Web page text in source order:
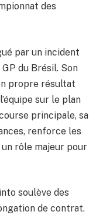
des
par un incident
du Brésil. Son
propre résultat
sur le plan
principale, sa
renforce les
rôle majeur pour
soulève des
de contrat.